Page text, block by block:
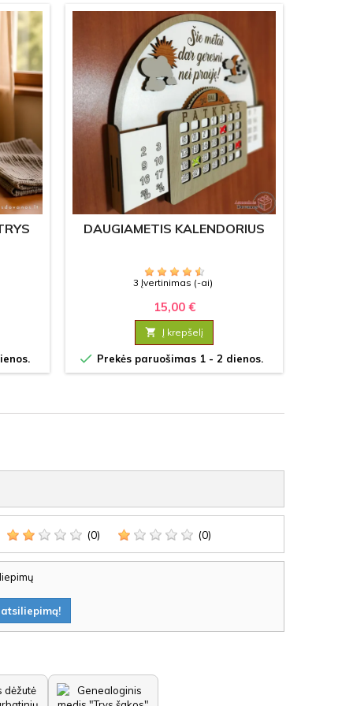
DAUGIAMETIS KALENDORIUS
3 Įvertinimas (-ai)
15,00 €
 Į krepšelį
 Prekės paruošimas 1 - 2 dienos.
(0) (0)